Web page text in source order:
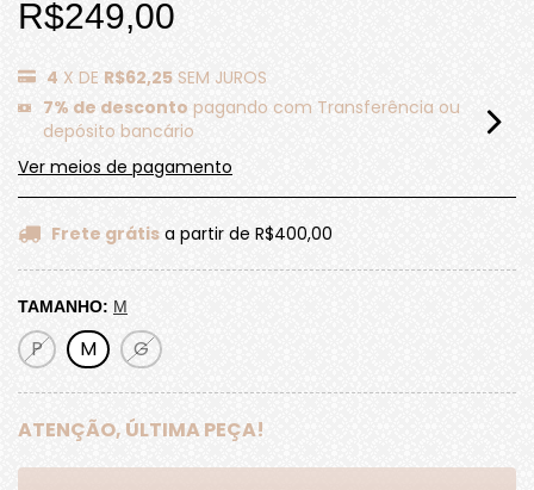
R$249,00
4 X DE R$62,25 SEM JUROS
7% de desconto pagando com Transferência ou
depósito bancário
Ver meios de pagamento
Frete grátis a partir de R$400,00
TAMANHO: M
P M G
ATENÇÃO, ÚLTIMA PEÇA!